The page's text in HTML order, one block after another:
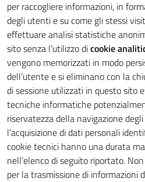
per raccogliere informazioni, in
degli utenti e su come gli stessi
effettuare analisi statistiche
sito senza l’utilizzo dicookie
vengono memorizzati in modo
dell’utente e si eliminano con la
di sessione utilizzati in questo sito
tecniche informatiche
riservatezza della navigazione
l’acquisizione di dati personali
cookie tecnici hanno una durata
nell’elenco di seguito riportato.
per la trasmissione di informazioni